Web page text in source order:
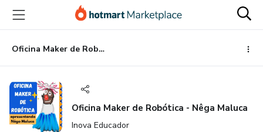
para
conteúdo
principal
para
pagamento
para
rodapé
Oficina Maker de Robótica - Nêga Maluca
Oficina Maker de Robótica - Nêga Maluca
Inova Educador